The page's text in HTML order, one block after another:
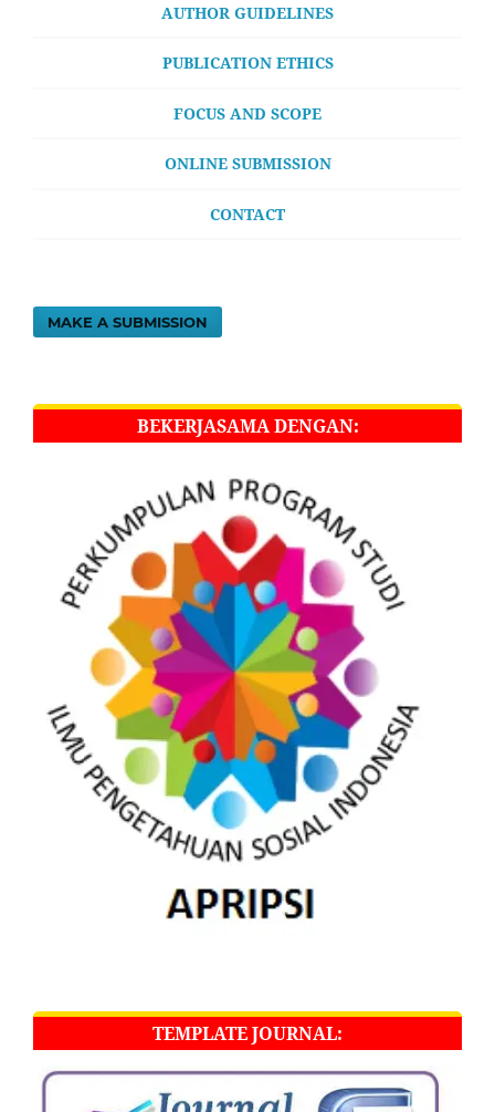
AUTHOR GUIDELINES
PUBLICATION ETHICS
FOCUS AND SCOPE
ONLINE SUBMISSION
CONTACT
MAKE A SUBMISSION
BEKERJASAMA DENGAN:
TEMPLATE JOURNAL: